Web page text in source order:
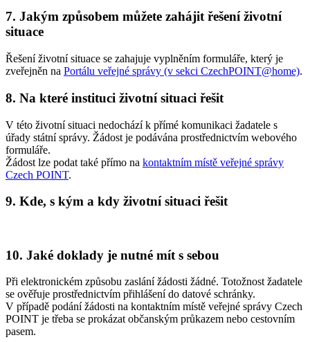
7. Jakým způsobem můžete zahájit řešení životní
situace
Řešení životní situace se zahajuje vyplněním formuláře, který je
zveřejněn na Portálu veřejné správy (v sekci CzechPOINT@home).
8. Na které instituci životní situaci řešit
V této životní situaci nedochází k přímé komunikaci žadatele s
úřady státní správy. Žádost je podávána prostřednictvím webového
formuláře.
Žádost lze podat také přímo na kontaktním místě veřejné správy
Czech POINT.
9. Kde, s kým a kdy životní situaci řešit
10. Jaké doklady je nutné mít s sebou
Při elektronickém způsobu zaslání žádosti žádné. Totožnost žadatele
se ověřuje prostřednictvím přihlášení do datové schránky.
V případě podání žádosti na kontaktním místě veřejné správy Czech
POINT je třeba se prokázat občanským průkazem nebo cestovním
pasem.